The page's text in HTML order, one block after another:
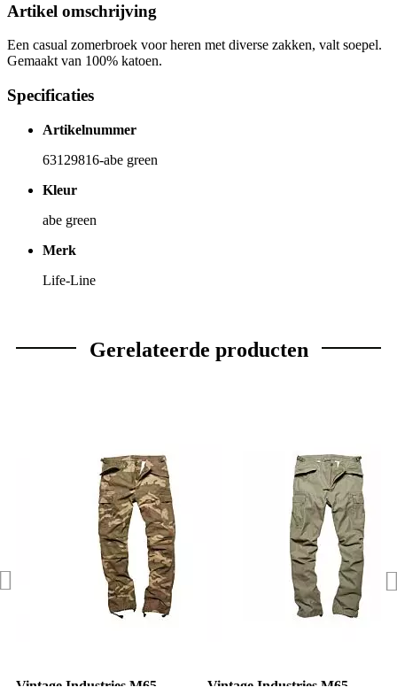
Artikel omschrijving
Een casual zomerbroek voor heren met diverse zakken, valt soepel.
Gemaakt van 100% katoen.
Specificaties
Artikelnummer
63129816-abe green
Kleur
abe green
Merk
Life-Line
Gerelateerde producten
Vintage Industries M65
Vintage Industries M65-